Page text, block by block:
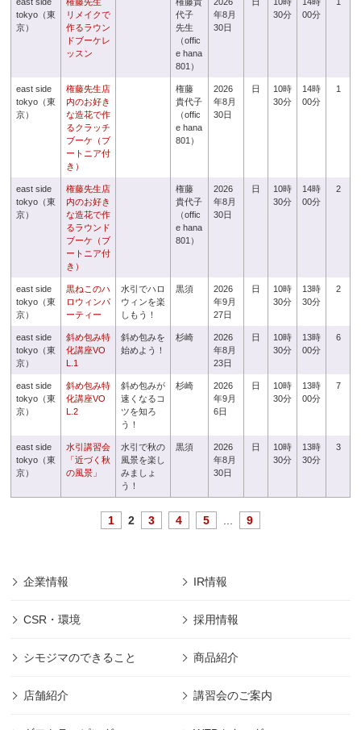
tokyo（東
京）
リメイクで
作るラウン
ドブーケレ
ッスン
代子
先生
（offic
e hana
801）
年8月
30日
30分
00分
east side
tokyo（東
京）
権藤先生店
内のお好き
な造花で作
るクラッチ
ブーケ（ブ
ートニア付
き）
権藤
貴代子
（offic
e hana
801）
2026
年8月
30日
日
10時
30分
14時
00分
1
east side
tokyo（東
京）
権藤先生店
内のお好き
な造花で作
るラウンド
ブーケ（ブ
ートニア付
き）
権藤
貴代子
（offic
e hana
801）
2026
年8月
30日
日
10時
30分
14時
00分
2
east side
tokyo（東
京）
黒ねこのハ
ロウィンパ
ーティー
水引でハロ
ウィンを楽
しもう！
黒須
2026
年9月
27日
日
10時
30分
13時
30分
2
east side
tokyo（東
京）
斜め包み特
化講座VO
L.1
斜め包みを
始めよう！
杉崎
2026
年8月
23日
日
10時
30分
13時
00分
6
east side
tokyo（東
京）
斜め包み特
化講座VO
L.2
斜め包みが
速くなるコ
ツを知ろ
う！
杉崎
2026
年9月
6日
日
10時
30分
13時
00分
7
east side
tokyo（東
京）
水引講習会
「近づく秋
の風景」
水引で秋の
風景を楽し
みましょ
う！
黒須
2026
年8月
30日
日
10時
30分
13時
30分
3
1 2 3 4 5 9
企業情報 IR情報
CSR・環境 採用情報
シモジマのできること 商品紹介
店舗紹介 講習会のご案内